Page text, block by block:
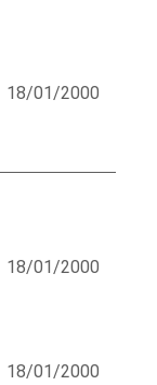
18/01/2000
18/01/2000
18/01/2000